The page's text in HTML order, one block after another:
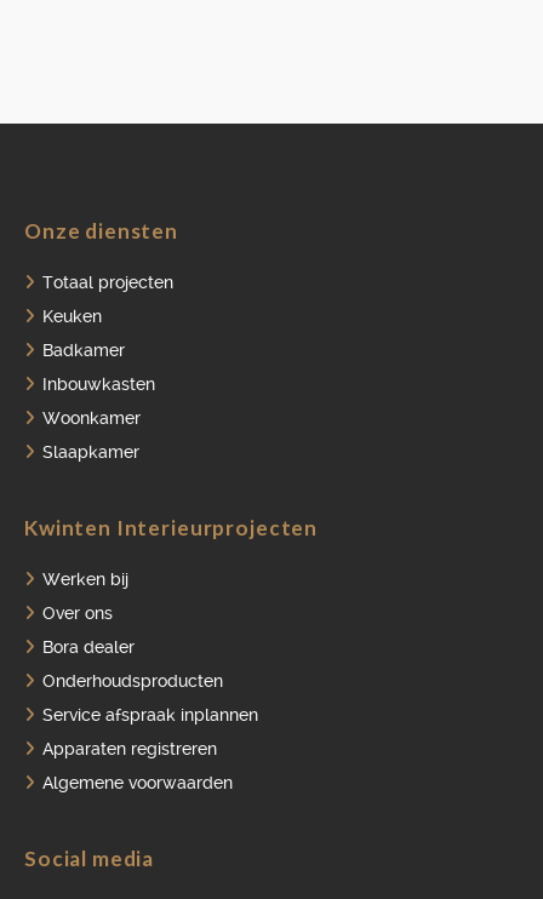
Onze diensten
Totaal projecten
Keuken
Badkamer
Inbouwkasten
Woonkamer
Slaapkamer
Kwinten Interieurprojecten
Werken bij
Over ons
Bora dealer
Onderhoudsproducten
Service afspraak inplannen
Apparaten registreren
Algemene voorwaarden
Social media